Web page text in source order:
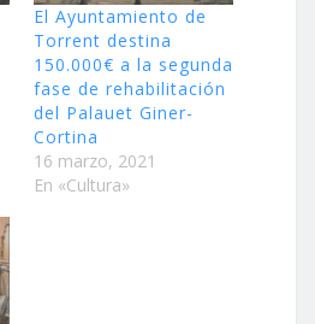
El Ayuntamiento de
Torrent destina
150.000€ a la segunda
fase de rehabilitación
del Palauet Giner-
Cortina
16 marzo, 2021
En «Cultura»